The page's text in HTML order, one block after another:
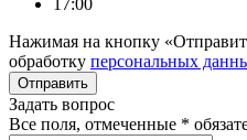
17:00
Нажимая на кнопку
обработку персональных
Задать вопрос
Все поля, отмеченные *